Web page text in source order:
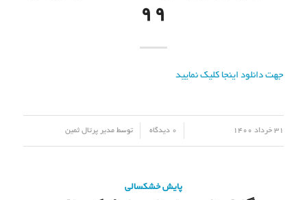
99
جهت دانلود اینجا کلیک نمایید
31 خرداد 1400 0 دیدگاه توسط مدیر پرتال ثمین
پایش خشکسالی